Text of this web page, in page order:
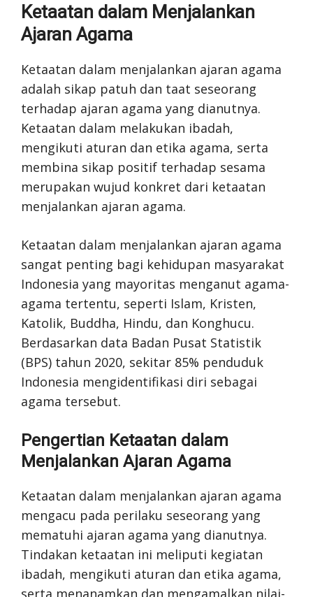
Ketaatan dalam Menjalankan
Ajaran Agama
Ketaatan dalam menjalankan ajaran agama
adalah sikap patuh dan taat seseorang
terhadap ajaran agama yang dianutnya.
Ketaatan dalam melakukan ibadah,
mengikuti aturan dan etika agama, serta
membina sikap positif terhadap sesama
merupakan wujud konkret dari ketaatan
menjalankan ajaran agama.
Ketaatan dalam menjalankan ajaran agama
sangat penting bagi kehidupan masyarakat
Indonesia yang mayoritas menganut agama-
agama tertentu, seperti Islam, Kristen,
Katolik, Buddha, Hindu, dan Konghucu.
Berdasarkan data Badan Pusat Statistik
(BPS) tahun 2020, sekitar 85% penduduk
Indonesia mengidentifikasi diri sebagai
agama tersebut.
Pengertian Ketaatan dalam
Menjalankan Ajaran Agama
Ketaatan dalam menjalankan ajaran agama
mengacu pada perilaku seseorang yang
mematuhi ajaran agama yang dianutnya.
Tindakan ketaatan ini meliputi kegiatan
ibadah, mengikuti aturan dan etika agama,
serta menanamkan dan mengamalkan nilai-